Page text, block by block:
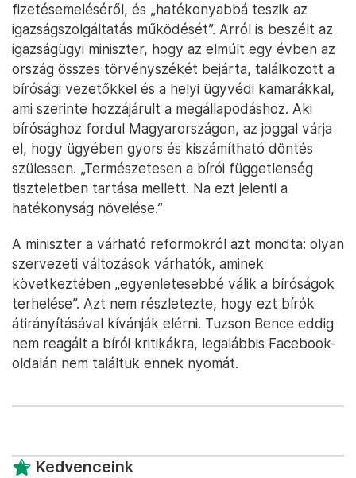
fizetésemeléséről, és „hatékonyabbá teszik az
igazságszolgáltatás működését”. Arról is beszélt az
igazságügyi miniszter, hogy az elmúlt egy évben az
ország összes törvényszékét bejárta, találkozott a
bírósági vezetőkkel és a helyi ügyvédi kamarákkal,
ami szerinte hozzájárult a megállapodáshoz. Aki
bírósághoz fordul Magyarországon, az joggal várja
el, hogy ügyében gyors és kiszámítható döntés
szülessen. „Természetesen a bírói függetlenség
tiszteletben tartása mellett. Na ezt jelenti a
hatékonyság növelése.”
A miniszter a várható reformokról azt mondta: olyan
szervezeti változások várhatók, aminek
következtében „egyenletesebbé válik a bíróságok
terhelése”. Azt nem részletezte, hogy ezt bírók
átirányításával kívánják elérni. Tuzson Bence eddig
nem reagált a bírói kritikákra, legalábbis Facebook-
oldalán nem találtuk ennek nyomát.
Kedvenceink